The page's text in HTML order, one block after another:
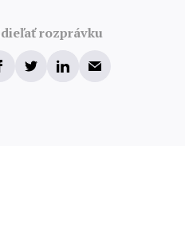
rozprávku